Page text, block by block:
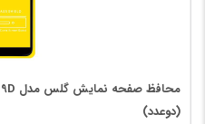
(دوعدد)